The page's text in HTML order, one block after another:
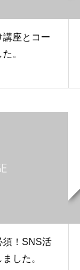
座とコー
。
須！SNS活
した。